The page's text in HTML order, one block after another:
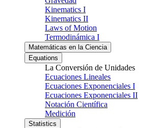
Kinematics I
Kinematics II
Laws of Motion
Termodinámica I
Matemáticas en la Ciencia
Equations
La Conversión de Unidades
Ecuaciones Lineales
Ecuaciones Exponenciales I
Ecuaciones Exponenciales II
Notación Científica
Medición
Statistics